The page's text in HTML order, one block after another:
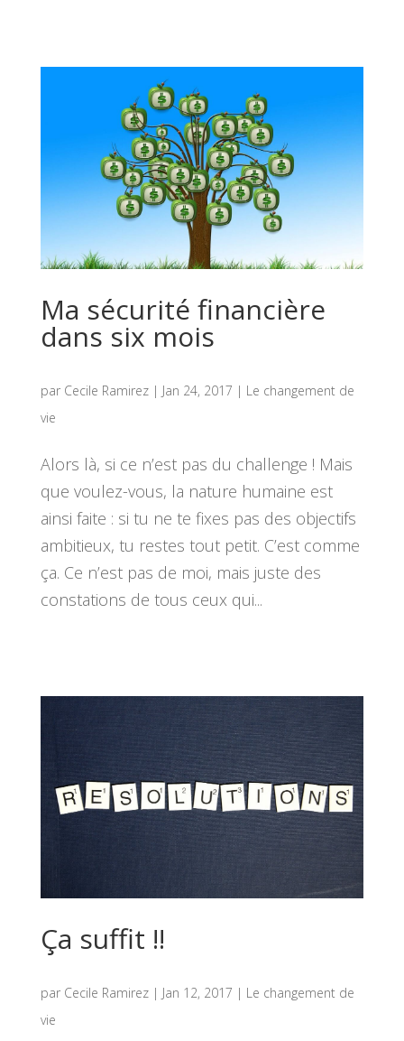
Ma sécurité financière
dans six mois
par Cecile Ramirez| Jan 24, 2017 | Le changement de
vie
Alors là, si ce n’est pas du challenge ! Mais
que voulez-vous, la nature humaine est
ainsi faite : si tu ne te fixes pas des objectifs
ambitieux, tu restes tout petit. C’est comme
ça. Ce n’est pas de moi, mais juste des
constations de tous ceux qui...
Ça suffit !!
par Cecile Ramirez| Jan 12, 2017 | Le changement de
vie